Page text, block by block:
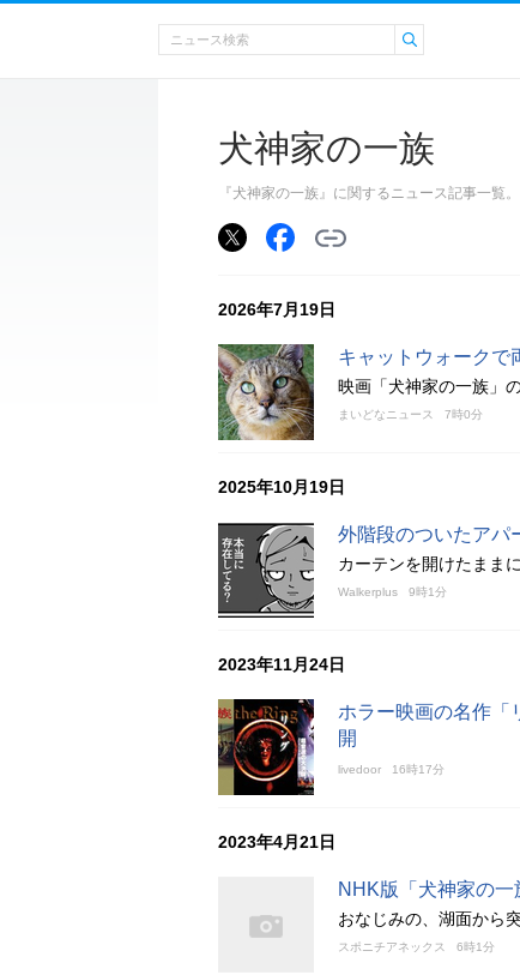
犬神家の一族
『犬神家の一族』に関するニュース記事一覧
2026年7月19日
キャットウォークで
映画「犬神家の一族」
まいどなニュース 7時0分
2025年10月19日
外階段のついたアパ
カーテンを開けたまま
Walkerplus 9時1分
2023年11月24日
ホラー映画の名作「
開
livedoor 16時17分
2023年4月21日
NHK版「犬神家の
おなじみの、湖面から
スポニチアネックス 6時1分